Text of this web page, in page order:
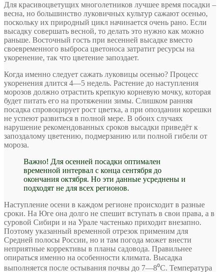
Для красивоцветущих многолетников лучшее время посадки –
весна, но большинство луковичных культур сажают осенью,
поскольку их природный цикл начинается очень рано. Если
высадку совершать весной, то делать это нужно как можно
раньше. Восточный гость при весенней высадке вместо
своевременного выброса цветоноса затратит ресурсы на
укоренение, так что цветение запоздает.
Когда именно следует сажать луковицы осенью? Процесс
укоренения длится 4—5 недель. Растение до наступления
морозов должно отрастить крепкую корневую мочку, которая
будет питать его на протяжении зимы. Слишком ранняя
посадка спровоцирует рост цветка, а при опоздании корешки
не успеют развиться в полной мере. В обоих случаях
нарушение рекомендованных сроков высадки приведёт к
запоздалому цветению, подмерзанию или полной гибели от
мороза.
Важно! Для осенней посадки оптимален
временной интервал с конца сентября до
окончания октября. Но эти данные усреднены и
подходят не для всех регионов.
Наступление осени в каждом регионе происходит в разные
сроки. На Юге она долго не спешит вступать в свои права, а в
суровой Сибири и на Урале частенько приходит внезапно.
Поэтому указанный временной отрезок применим для
Средней полосы России, но и там погода может внести
неприятные коррективы в планы садовода. Правильнее
опираться именно на особенности климата. Высадка
выполняется после остывания почвы до 7—8⁰C. Температура